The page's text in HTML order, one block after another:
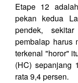
Etape 12
pekan kedua
pendek,
pembalap harus
terkenal "horor"
(HC) sepanjang
rata 9,4 persen.